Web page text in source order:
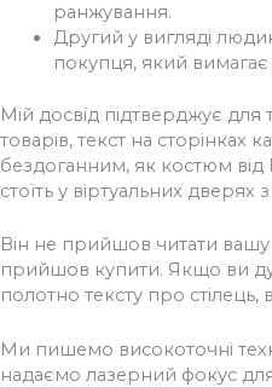
ранжування.
Другий у вигляді
покупця, який вимагає
Мій досвід підтверджує для
товарів, текст на сторінках
бездоганним, як костюм від
стоїть у віртуальних дверях
Він не прийшов читати
прийшов купити. Якщо ви
полотно тексту про
Ми пишемо високоточні
надаємо лазерний фокус